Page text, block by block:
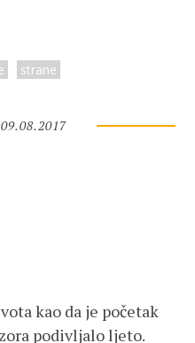
strane
kao da je početak
podivljalo ljeto.